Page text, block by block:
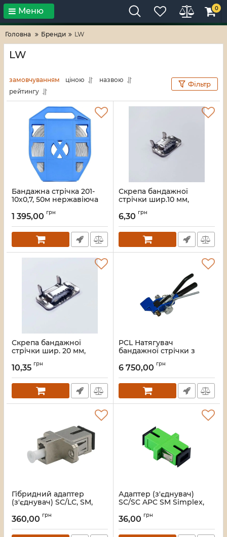
Тільки високі технології! RV-ZAFT
Меню 0
Головна Бренди LW
LW
замовчуванням ціною
назвою
рейтингу
Фільтр
Бандажна стрічка 201-
10х0,7, 50м нержавіюча
Артикул:LW-BTS-201-10х0,7-50
1 395,00 грн
Скрепа бандажної
стрічки шир.10 мм,
Артикул:
6,30 грн
Скрепа бандажної
стрічки шир. 20 мм,
Артикул:
10,35 грн
PCL Натягувач
бандажної стрічки з
Артикул:LW-WVC 400
6 750,00 грн
Гібридний адаптер
(з'єднувач) SC/LC, SM,
Артикул:LW-SCLC-01
360,00 грн
Адаптер (з'єднувач)
SC/SC APC SM Simplex,
Артикул: LW-SC-APC
36,00 грн